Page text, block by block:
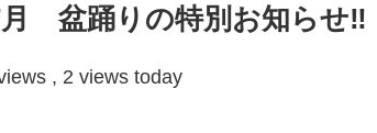
月 盆踊りの特別お知らせ‼︎
, 2 views today